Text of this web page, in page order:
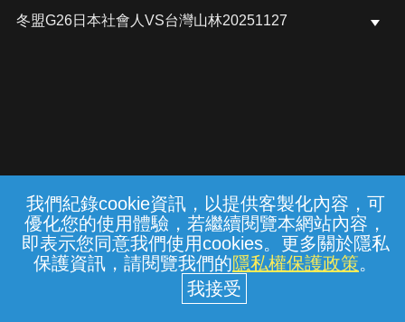
我們紀錄cookie資訊，以提供客製化內容，可
優化您的使用體驗，若繼續閱覽本網站內容，
即表示您同意我們使用cookies。更多關於隱私
保護資訊，請閱覽我們的隱私權保護政策。
冬盟G26日本社會人VS台灣山林20251127
常見問題 線上客服 服務條款 隱私權保護
中華電信股份有限公司個人家庭分公司
(統一編號：96979949) © 2026
{{notifyMsg}}